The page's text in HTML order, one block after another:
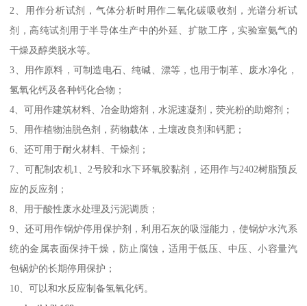
2、用作分析试剂，气体分析时用作二氧化碳吸收剂，光谱分析试
剂，高纯试剂用于半导体生产中的外延、扩散工序，实验室氨气的
干燥及醇类脱水等。
3、用作原料，可制造电石、纯碱、漂等，也用于制革、废水净化，
氢氧化钙及各种钙化合物；
4、可用作建筑材料、冶金助熔剂，水泥速凝剂，荧光粉的助熔剂；
5、用作植物油脱色剂，药物载体，土壤改良剂和钙肥；
6、还可用于耐火材料、干燥剂；
7、可配制农机1、2号胶和水下环氧胶黏剂，还用作与2402树脂预反
应的反应剂；
8、用于酸性废水处理及污泥调质；
9、还可用作锅炉停用保护剂，利用石灰的吸湿能力，使锅炉水汽系
统的金属表面保持干燥，防止腐蚀，适用于低压、中压、小容量汽
包锅炉的长期停用保护；
10、可以和水反应制备氢氧化钙。